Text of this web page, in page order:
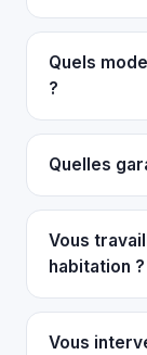
Quels
?
Quelles
Vous
habitation ?
Vous